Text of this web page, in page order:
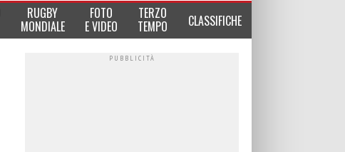
RUGBY
MONDIALE
FOTO
E VIDEO
TERZO
TEMPO CLASSIFICHE